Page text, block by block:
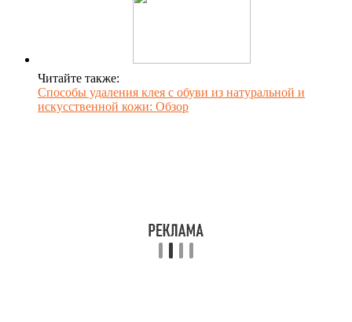
Читайте также:
Способы удаления клея с обуви из натуральной и
искусственной кожи: Обзор